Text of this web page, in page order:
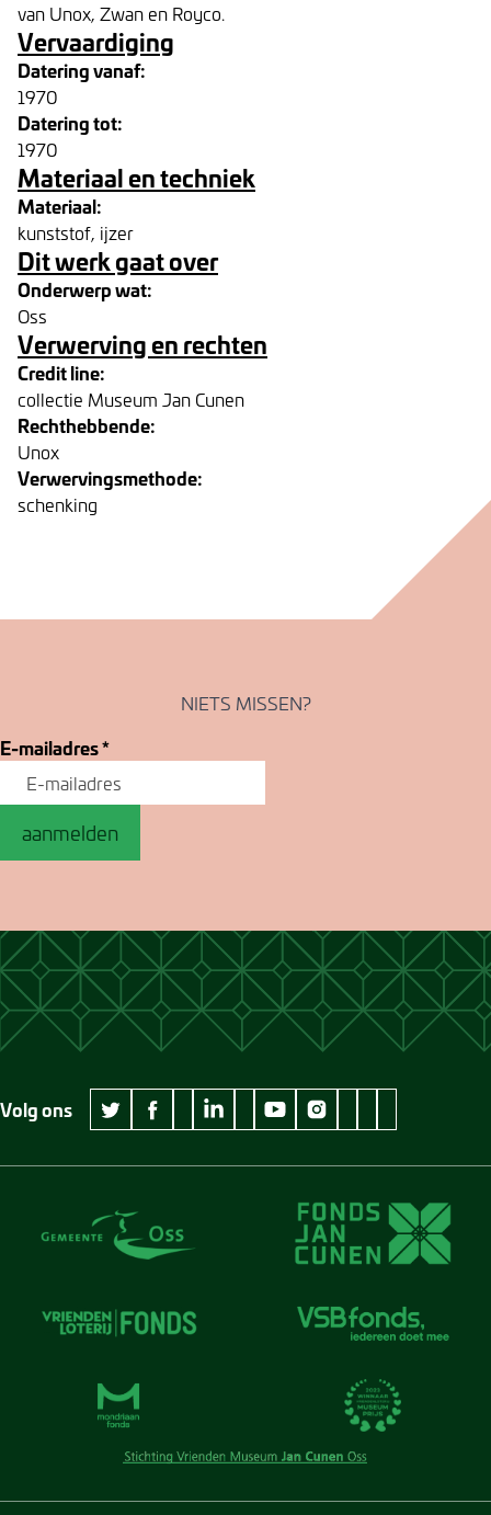
van Unox, Zwan en Royco.
Vervaardiging
Datering vanaf:
1970
Datering tot:
1970
Materiaal en techniek
Materiaal:
kunststof, ijzer
Dit werk gaat over
Onderwerp wat:
Oss
Verwerving en rechten
Credit line:
collectie Museum Jan Cunen
Rechthebbende:
Unox
Verwervingsmethode:
schenking
NIETS MISSEN?
E-mailadres*
aanmelden
Volg ons
twitter Museum Jan Cunen
facebook Museum Jan Cunen
wikipedia Museum Jan Cunen
linkedin Museum Jan Cunen
googleplus Museum Jan Cunen
youtube Museum Jan Cunen
instagram Museum